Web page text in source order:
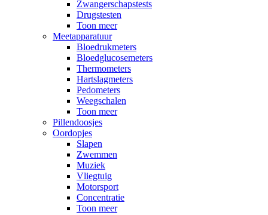
Zwangerschapstests
Drugstesten
Toon meer
Meetapparatuur
Bloedrukmeters
Bloedglucosemeters
Thermometers
Hartslagmeters
Pedometers
Weegschalen
Toon meer
Pillendoosjes
Oordopjes
Slapen
Zwemmen
Muziek
Vliegtuig
Motorsport
Concentratie
Toon meer